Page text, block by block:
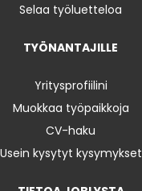
Selaa työluetteloa
TYÖNANTAJILLE
Yritysprofiilini
Muokkaa työpaikkoja
CV-haku
Usein kysytyt kysymykset